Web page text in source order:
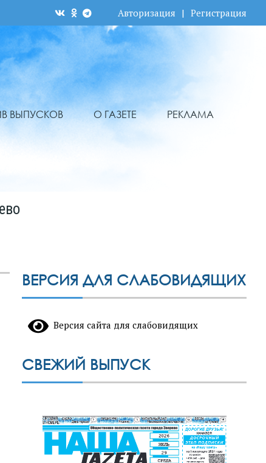
Авторизация | Регистрация
ВЫПУСКОВ О ГАЗЕТЕ РЕКЛАМА
ВЕРСИЯ ДЛЯ СЛАБОВИДЯЩИХ
Версия сайта для слабовидящих
СВЕЖИЙ ВЫПУСК